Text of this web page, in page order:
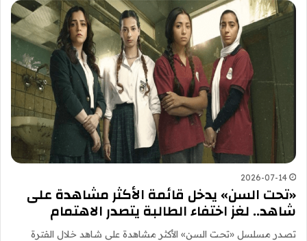
2026-07-14
«تحت السن» يدخل قائمة الأكثر مشاهدة على
شاهد.. لغز اختفاء الطالبة يتصدر الاهتمام
تصدر مسلسل «تحت السن» الأكثر مشاهدة على شاهد خلال الفترة